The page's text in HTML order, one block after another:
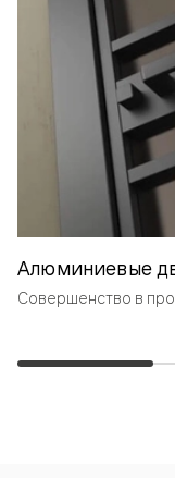
Алюминиевые
Совершенство в